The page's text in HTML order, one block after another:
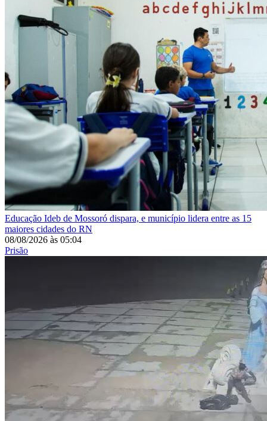
Educação Ideb de Mossoró dispara, e município lidera entre as 15
maiores cidades do RN
08/08/2026 às 05:04
Prisão